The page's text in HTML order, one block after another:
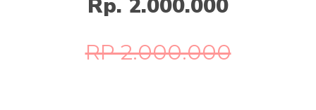
Rp. 2.000.000
RP 2.000.000